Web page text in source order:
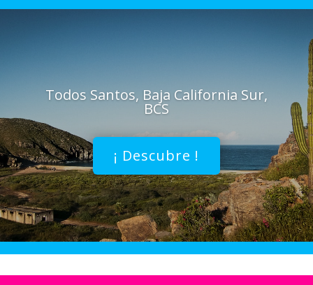
Todos Santos, Baja California Sur,
BCS
¡ Descubre !